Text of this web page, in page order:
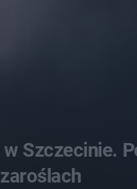
Szczecinie.